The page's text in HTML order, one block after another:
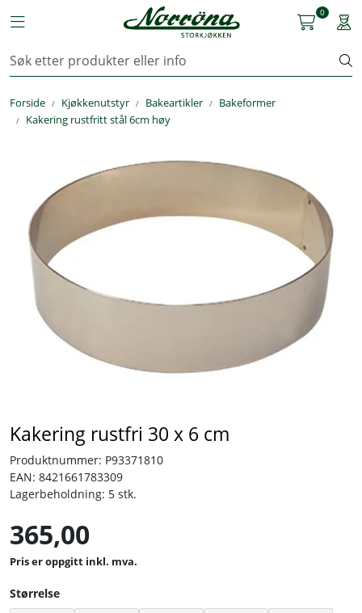
Toggle navigation
0
Forside Kjøkkenutstyr Bakeartikler
Bakeformer
Kakering rustfritt stål 6cm høy
Kakering rustfri 30 x 6 cm
Produktnummer: P93371810
EAN: 8421661783309
Lagerbeholdning: 5 stk.
365,00
inkl. mva.
Størrelse
Kjøkkenutstyr
Storkjøkken
Arbeidstøy
Reservedeler
Service
OUTLET
Bransjer
Kontakt